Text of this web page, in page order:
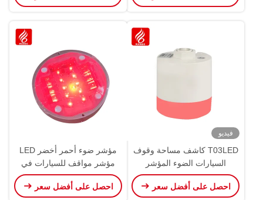
فيديو
T03LED كاشف مساحة وقوف
السيارات الضوء المؤشر
الخارجي PGS
احصل على أفضل سعر
مؤشر ضوء أحمر أخضر LED
مؤشر مواقف للسيارات في
الهواء الطلق
احصل على أفضل سعر